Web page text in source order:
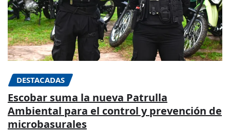
DESTACADAS
Escobar suma la nueva Patrulla
Ambiental para el control y prevención de
microbasurales